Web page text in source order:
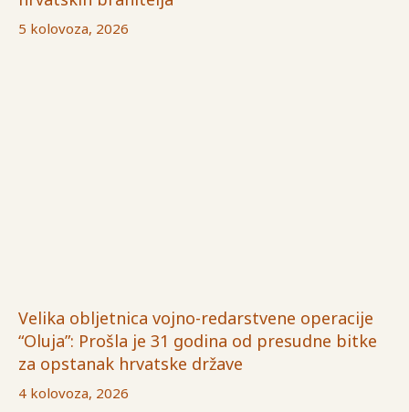
5 kolovoza, 2026
Velika obljetnica vojno-redarstvene operacije
“Oluja”: Prošla je 31 godina od presudne bitke
za opstanak hrvatske države
4 kolovoza, 2026